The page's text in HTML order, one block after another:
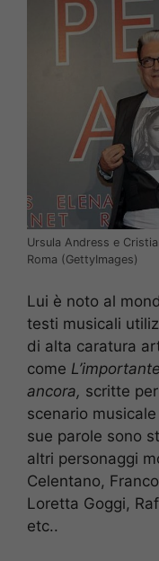
Ursula Andress e
Roma (GettyImages)
Lui è noto al
testi musicali
di alta caratura
come
ancora, scritte
scenario
sue parole sono
altri personaggi
Celentano,
Loretta Goggi,
etc..